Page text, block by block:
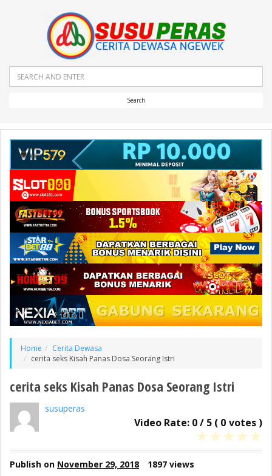
Search
Home
Cerita Dewasa
cerita seks Kisah Panas Dosa Seorang Istri
cerita seks Kisah Panas Dosa Seorang Istri
susuperas
Video Rate: 0/ 5 ( 0 votes )
★★★★★
Publish on November 29, 2018
1897 views